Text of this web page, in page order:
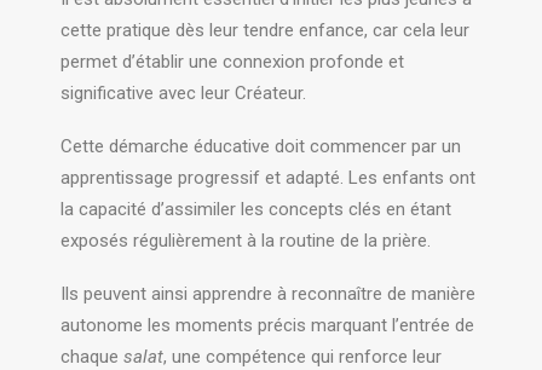
cette pratique dès leur tendre enfance, car cela leur
permet d’établir une connexion profonde et
significative avec leur Créateur.
Cette démarche éducative doit commencer par un
apprentissage progressif et adapté. Les enfants ont
la capacité d’assimiler les concepts clés en étant
exposés régulièrement à la routine de la prière.
Ils peuvent ainsi apprendre à reconnaître de manière
autonome les moments précis marquant l’entrée de
chaque salat, une compétence qui renforce leur